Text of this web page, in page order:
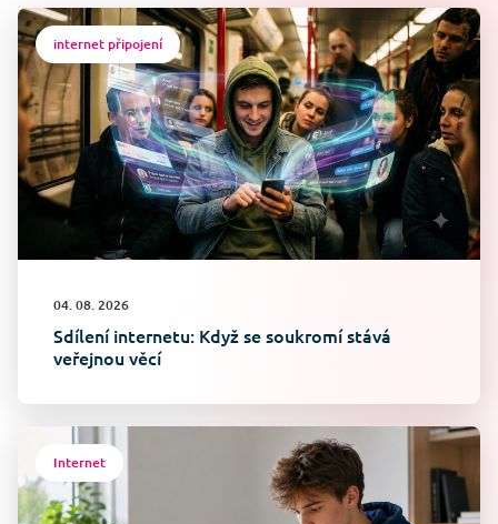
internet připojení
04. 08. 2026
Sdílení internetu: Když se soukromí stává
veřejnou věcí
Internet